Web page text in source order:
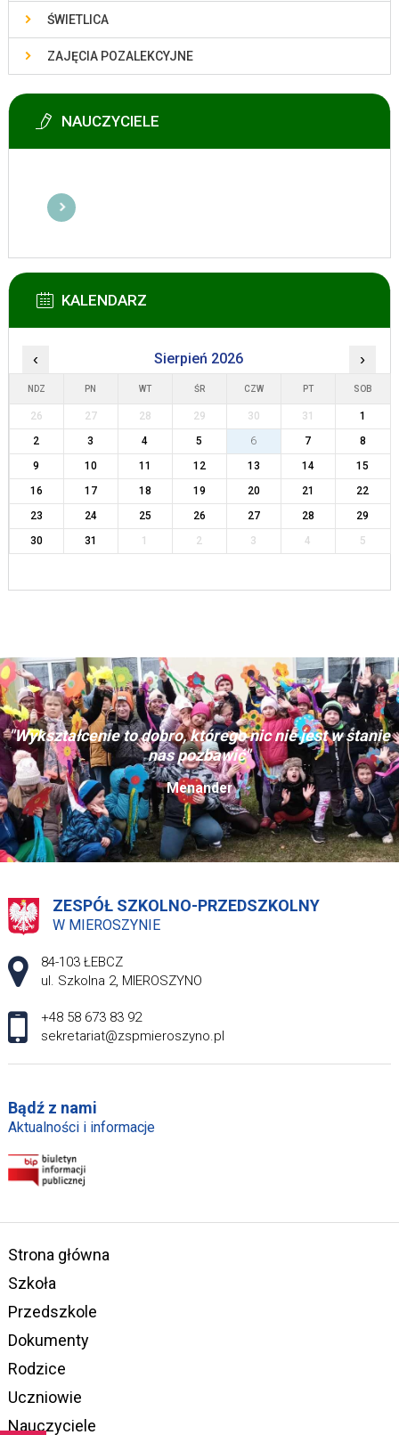
ŚWIETLICA
ZAJĘCIA POZALEKCYJNE
NAUCZYCIELE
KALENDARZ
‹ Sierpień 2026 ›
NDZ PN WT ŚR CZW PT SOB
26 27 28 29 30 31
1
2
3 4 5 6 7
8
9
10 11 12 13 14
15
16
17 18 19 20 21
22
23
24 25 26 27 28
29
30
31 1 2 3 4 5
"Wykształcenie to dobro, którego nic nie jest w stanie
nas pozbawić"
Menander
ZESPÓŁ SZKOLNO-PRZEDSZKOLNY
W MIEROSZYNIE
Adres pocztowy:
84-103 ŁEBCZ
ul. Szkolna 2, MIEROSZYNO
+48 58 673 83 92
sekretariat@zspmieroszyno.pl
Bądź z nami
Aktualności i informacje
Strona główna
Szkoła
Przedszkole
Dokumenty
Rodzice
Uczniowie
Nauczyciele